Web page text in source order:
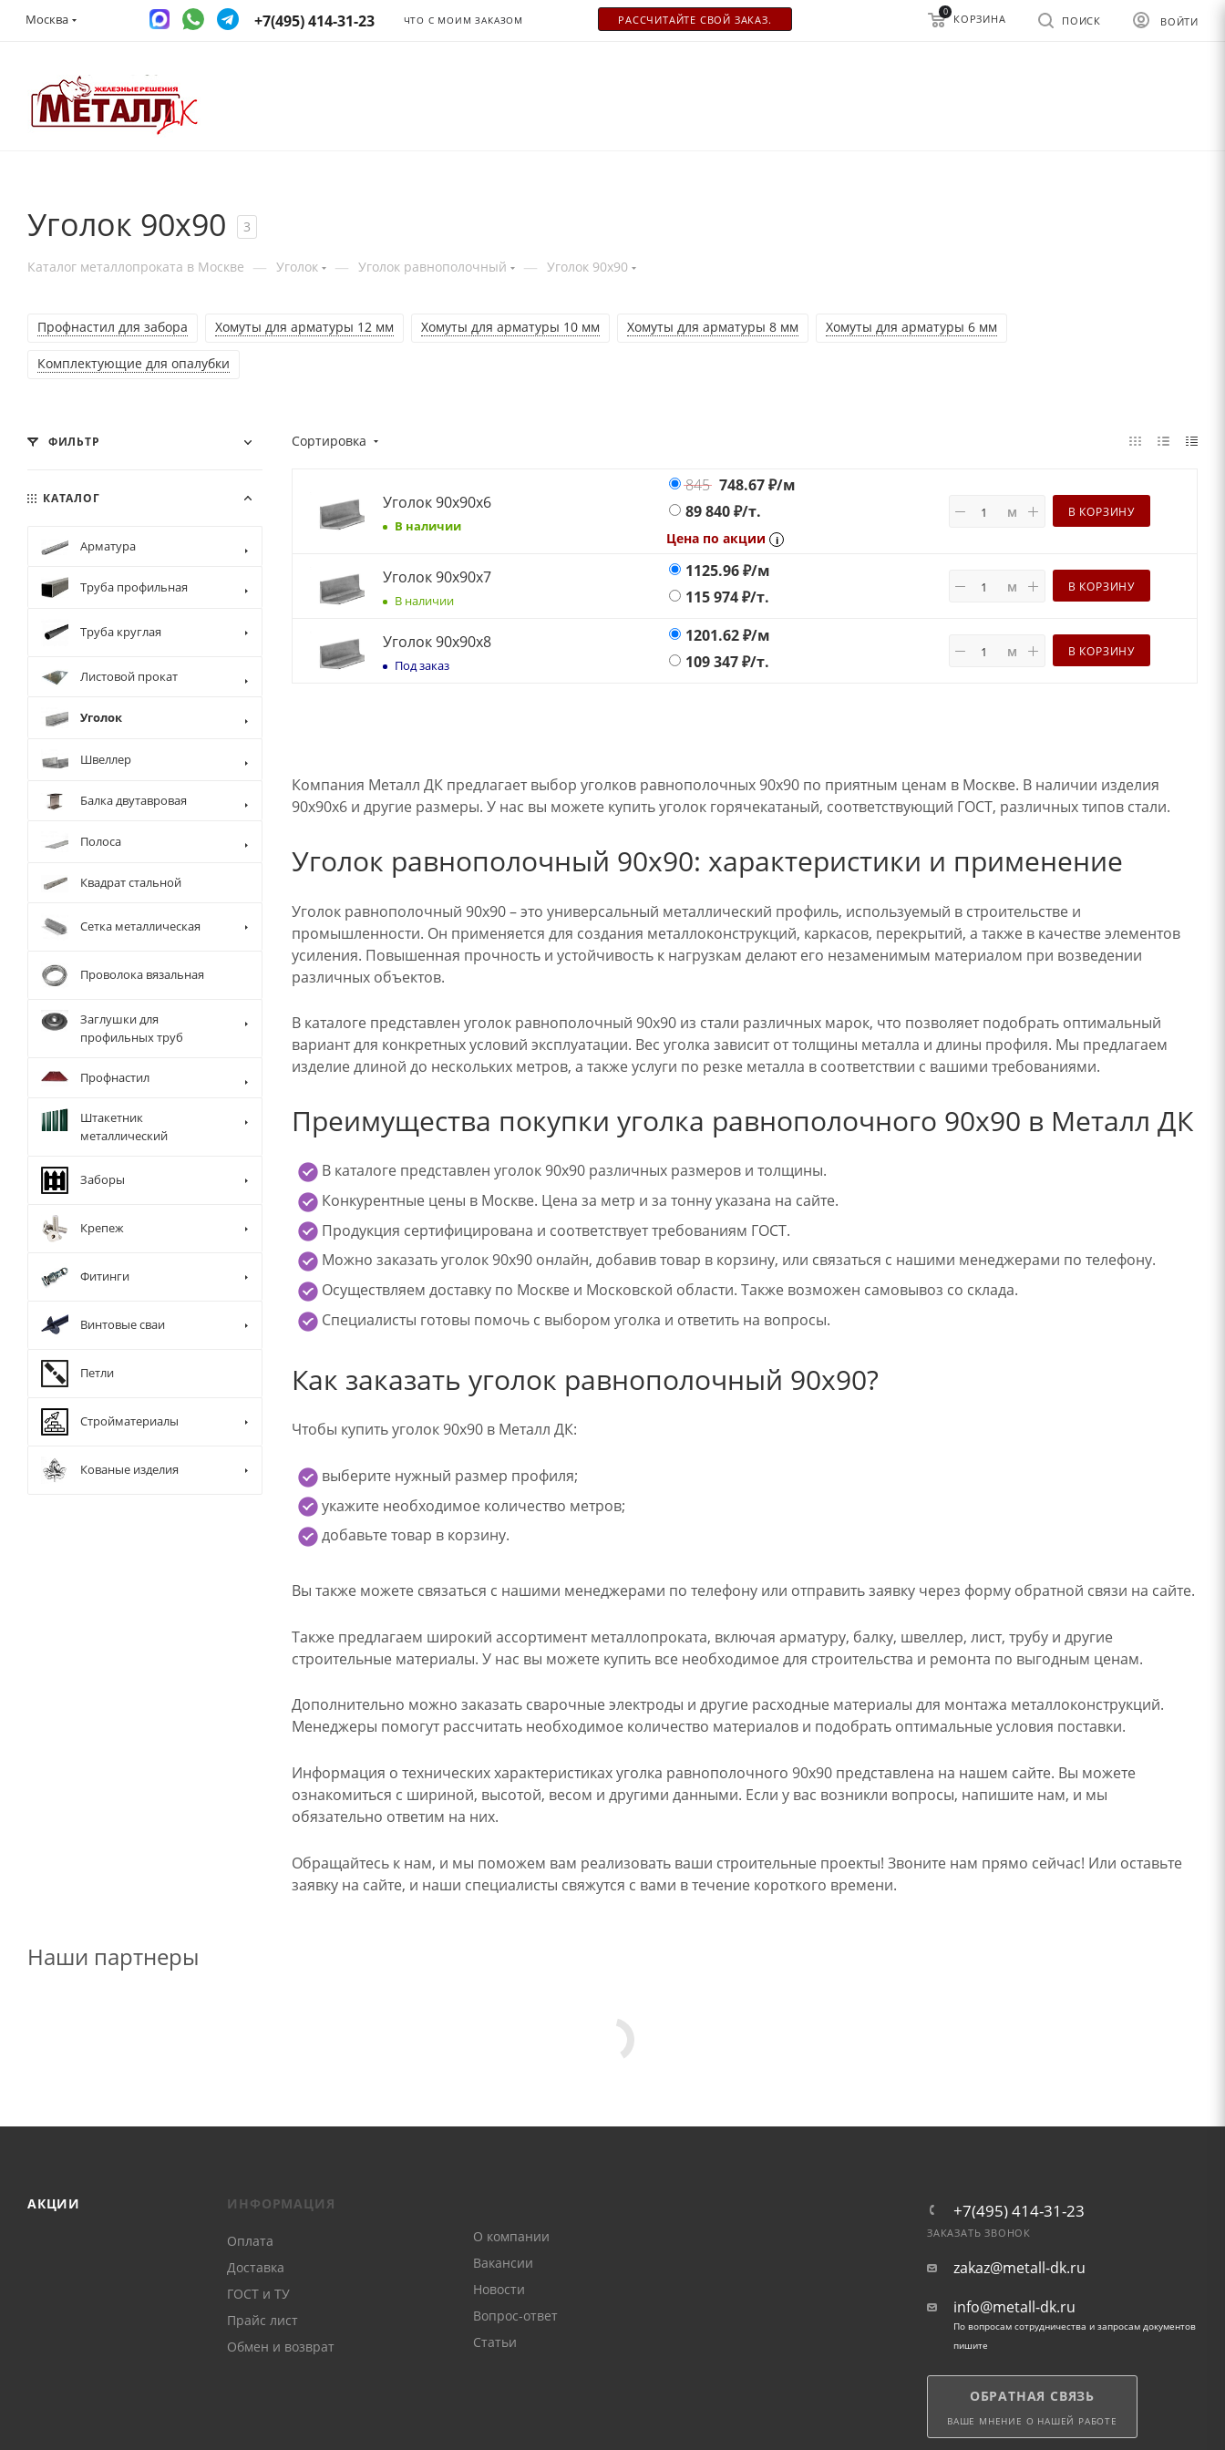
Москва +7(495) 414-31-23 ЧТО С МОИМ ЗАКАЗОМ РАСCЧИТАЙТЕ СВОЙ ЗАКАЗ. ВОЙТИ
ПОИСК
0
КОРЗИНА
Уголок 90х90 3
Каталог металлопроката в Москве — Уголок — Уголок равнополочный — Уголок 90х90
Профнастил для забора Хомуты для арматуры 12 мм Хомуты для арматуры 10 мм Хомуты для арматуры 8 мм Хомуты для арматуры 6 мм
Комплектующие для опалубки
Сортировка
Уголок 90х90х6
В наличии
845 748.67₽/м
89 840₽/т.
Цена по акции i
м В КОРЗИНУ
Уголок 90х90х7
В наличии
1125.96₽/м
115 974₽/т.
м В КОРЗИНУ
Уголок 90х90х8
Под заказ
1201.62₽/м
109 347₽/т.
м В КОРЗИНУ
Компания Металл ДК предлагает выбор уголков равнополочных 90х90 по приятным ценам в Москве. В наличии изделия
90х90х6 и другие размеры. У нас вы можете купить уголок горячекатаный, соответствующий ГОСТ, различных типов стали.
Уголок равнополочный 90х90: характеристики и применение
Уголок равнополочный 90х90 – это универсальный металлический профиль, используемый в строительстве и
промышленности. Он применяется для создания металлоконструкций, каркасов, перекрытий, а также в качестве элементов
усиления. Повышенная прочность и устойчивость к нагрузкам делают его незаменимым материалом при возведении
различных объектов.
В каталоге представлен уголок равнополочный 90х90 из стали различных марок, что позволяет подобрать оптимальный
вариант для конкретных условий эксплуатации. Вес уголка зависит от толщины металла и длины профиля. Мы предлагаем
изделие длиной до нескольких метров, а также услуги по резке металла в соответствии с вашими требованиями.
Преимущества покупки уголка равнополочного 90х90 в Металл ДК
В каталоге представлен уголок 90х90 различных размеров и толщины.
Конкурентные цены в Москве. Цена за метр и за тонну указана на сайте.
Продукция сертифицирована и соответствует требованиям ГОСТ.
Можно заказать уголок 90х90 онлайн, добавив товар в корзину, или связаться с нашими менеджерами по телефону.
Осуществляем доставку по Москве и Московской области. Также возможен самовывоз со склада.
Специалисты готовы помочь с выбором уголка и ответить на вопросы.
Как заказать уголок равнополочный 90х90?
Чтобы купить уголок 90х90 в Металл ДК:
выберите нужный размер профиля;
укажите необходимое количество метров;
добавьте товар в корзину.
Вы также можете связаться с нашими менеджерами по телефону или отправить заявку через форму обратной связи на сайте.
Также предлагаем широкий ассортимент металлопроката, включая арматуру, балку, швеллер, лист, трубу и другие
строительные материалы. У нас вы можете купить все необходимое для строительства и ремонта по выгодным ценам.
Дополнительно можно заказать сварочные электроды и другие расходные материалы для монтажа металлоконструкций.
Менеджеры помогут рассчитать необходимое количество материалов и подобрать оптимальные условия поставки.
Информация о технических характеристиках уголка равнополочного 90х90 представлена на нашем сайте. Вы можете
ознакомиться с шириной, высотой, весом и другими данными. Если у вас возникли вопросы, напишите нам, и мы
обязательно ответим на них.
Обращайтесь к нам, и мы поможем вам реализовать ваши строительные проекты! Звоните нам прямо сейчас! Или оставьте
заявку на сайте, и наши специалисты свяжутся с вами в течение короткого времени.
ФИЛЬТР
КАТАЛОГ
Арматура
Труба профильная
Труба круглая
Листовой прокат
Уголок
Швеллер
Балка двутавровая
Полоса
Квадрат стальной
Сетка металлическая
Проволока вязальная
Заглушки для
профильных труб
Профнастил
Штакетник
металлический
Заборы
Крепеж
Фитинги
Винтовые сваи
Петли
Стройматериалы
Кованые изделия
Наши партнеры
АКЦИИ ИНФОРМАЦИЯ
Оплата
Доставка
ГОСТ и ТУ
Прайс лист
Обмен и возврат
О компании
Вакансии
Новости
Вопрос-ответ
Статьи
+7(495) 414-31-23
ЗАКАЗАТЬ ЗВОНОК
zakaz@metall-dk.ru
info@metall-dk.ru
По вопросам сотрудничества и запросам документов
пишите
ОБРАТНАЯ СВЯЗЬ
ВАШЕ МНЕНИЕ О НАШЕЙ РАБОТЕ